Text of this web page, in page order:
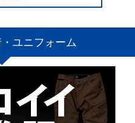
ユニフォーム